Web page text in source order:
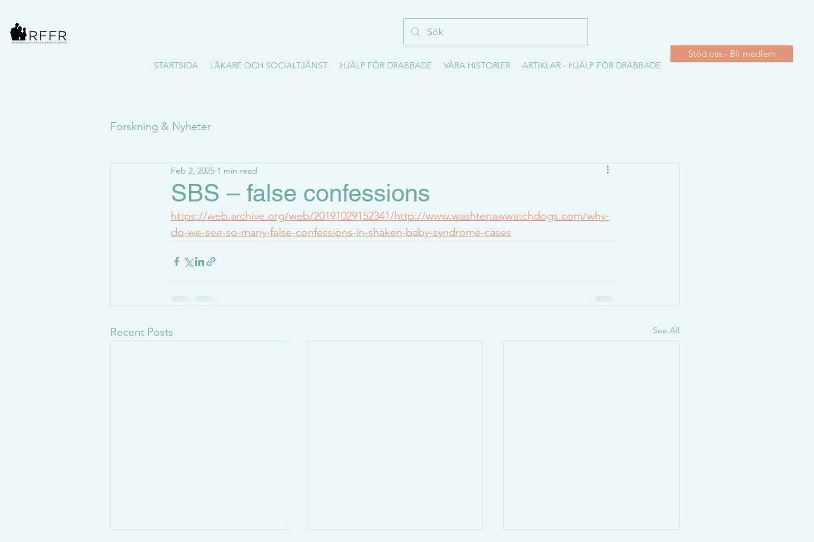
STARTSIDA LÄKARE OCH SOCIALTJÄNST HJÄLP FÖR DRABBADE VÅRA HISTORIER ARTIKLAR - HJÄLP FÖR DRABBADE
Stöd oss - Bli medlem
Forskning & Nyheter
SBS – false confessions
Feb 2, 2025 1 min read
https://web.archive.org/web/20191029152341/http://www.washtenawwatchdogs.com/why-
do-we-see-so-many-false-confessions-in-shaken-baby-syndrome-cases
Recent Posts See All